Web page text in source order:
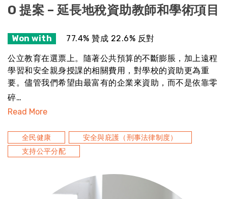
O 提案 – 延長地稅資助教師和學術項目
Won with 77.4% 贊成 22.6% 反對
公立教育在選票上。隨著公共預算的不斷膨脹，加上遠程
學習和安全親身授課的相關費用，對學校的資助更為重
要。儘管我們希望由最富有的企業來資助，而不是依靠零
碎…
Read More
全民健康
安全與庇護（刑事法律制度）
支持公平分配